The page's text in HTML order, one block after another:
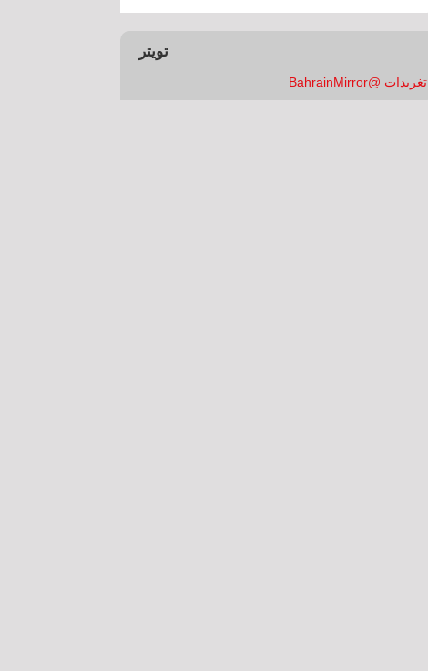
تويتر
تغريدات @BahrainMirror